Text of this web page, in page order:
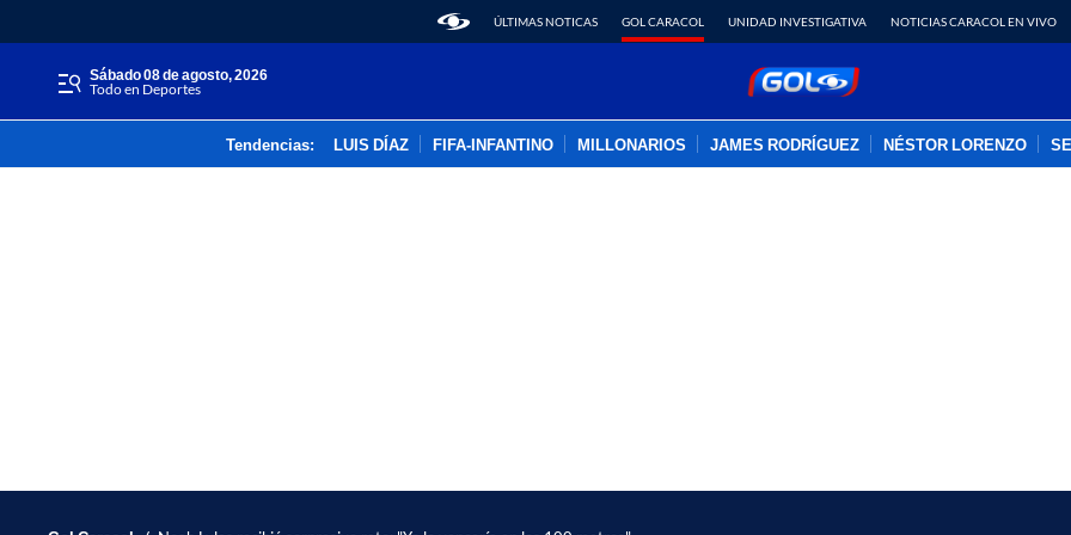
ÚLTIMAS NOTICAS GOL CARACOL UNIDAD INVESTIGATIVA NOTICIAS CARACOL EN VIVO
sábado 08 de agosto, 2026
Todo en Deportes
Tendencias: LUIS DÍAZ FIFA-INFANTINO MILLONARIOS JAMES RODRÍGUEZ NÉSTOR LORENZO